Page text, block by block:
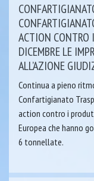
ACTION CONTRO
DICEMBRE LE
ALL’AZIONE
Continua a pieno
Confartigianato
action contro i
Europea che hanno
6 tonnellate.